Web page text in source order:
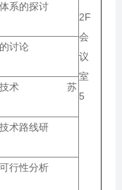
2F
会
议
室
5
温体系的探讨
式的讨论
缩机技术 苏
术路线研
热可行性分析